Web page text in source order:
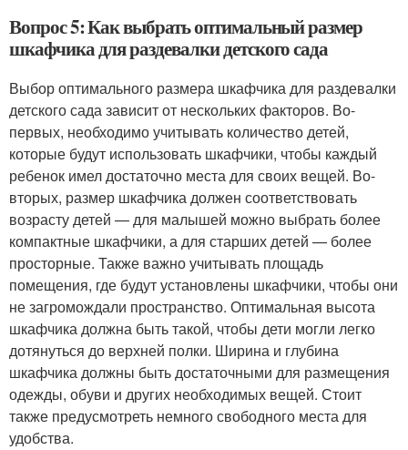
Вопрос 5: Как выбрать оптимальный размер
шкафчика для раздевалки детского сада
Выбор оптимального размера шкафчика для раздевалки
детского сада зависит от нескольких факторов. Во-
первых, необходимо учитывать количество детей,
которые будут использовать шкафчики, чтобы каждый
ребенок имел достаточно места для своих вещей. Во-
вторых, размер шкафчика должен соответствовать
возрасту детей — для малышей можно выбрать более
компактные шкафчики, а для старших детей — более
просторные. Также важно учитывать площадь
помещения, где будут установлены шкафчики, чтобы они
не загромождали пространство. Оптимальная высота
шкафчика должна быть такой, чтобы дети могли легко
дотянуться до верхней полки. Ширина и глубина
шкафчика должны быть достаточными для размещения
одежды, обуви и других необходимых вещей. Стоит
также предусмотреть немного свободного места для
удобства.